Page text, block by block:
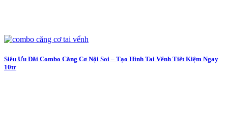
Siêu Ưu Đãi Combo Căng Cơ Nội Soi – Tạo Hình Tai Vểnh Tiết Kiệm Ngay
10tr